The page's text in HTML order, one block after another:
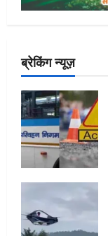
ब्रेकिंग न्यूज़